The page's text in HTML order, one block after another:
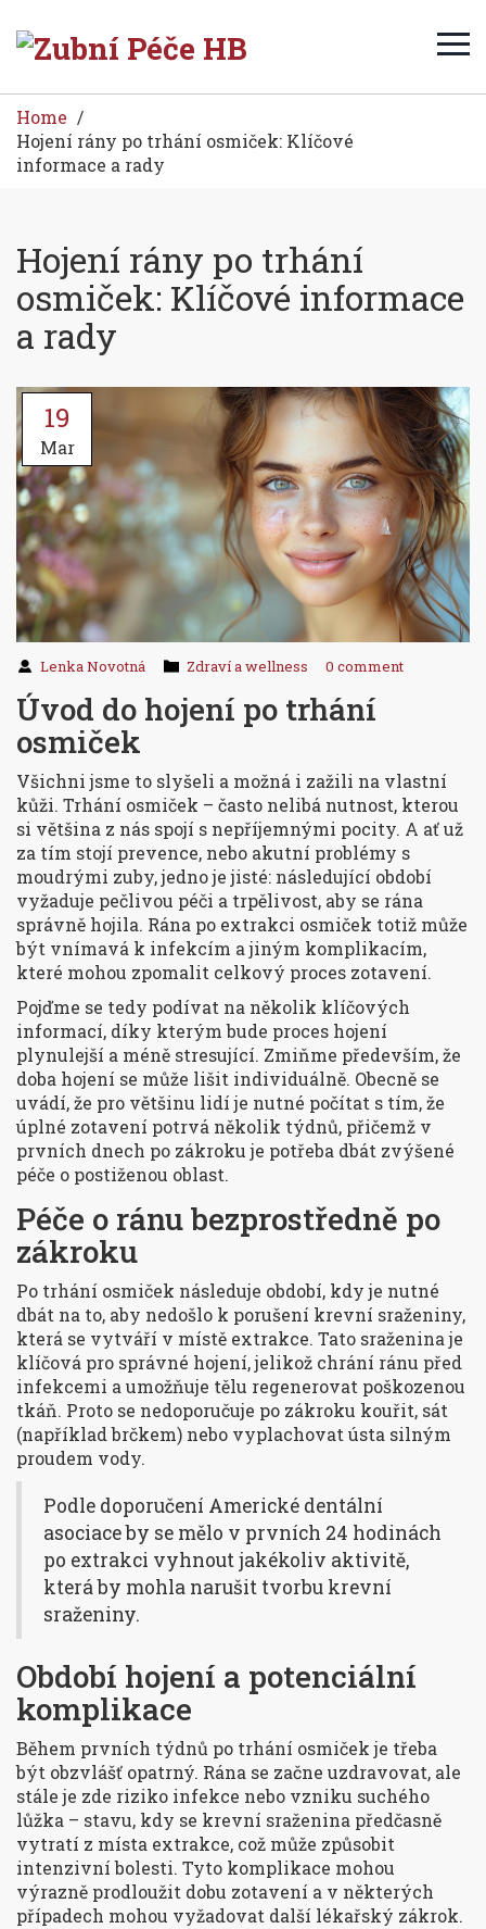
Home
Hojení rány po trhání osmiček: Klíčové
informace a rady
Hojení rány po trhání
osmiček: Klíčové informace
a rady
19
Mar
Lenka Novotná Zdraví a wellness 0 comment
Úvod do hojení po trhání
osmiček
Všichni jsme to slyšeli a možná i zažili na vlastní
kůži. Trhání osmiček – často nelibá nutnost, kterou
si většina z nás spojí s nepříjemnými pocity. A ať už
za tím stojí prevence, nebo akutní problémy s
moudrými zuby, jedno je jisté: následující období
vyžaduje pečlivou péči a trpělivost, aby se rána
správně hojila. Rána po extrakci osmiček totiž může
být vnímavá k infekcím a jiným komplikacím,
které mohou zpomalit celkový proces zotavení.
Pojďme se tedy podívat na několik klíčových
informací, díky kterým bude proces hojení
plynulejší a méně stresující. Zmiňme především, že
doba hojení se může lišit individuálně. Obecně se
uvádí, že pro většinu lidí je nutné počítat s tím, že
úplné zotavení potrvá několik týdnů, přičemž v
prvních dnech po zákroku je potřeba dbát zvýšené
péče o postiženou oblast.
Péče o ránu bezprostředně po
zákroku
Po trhání osmiček následuje období, kdy je nutné
dbát na to, aby nedošlo k porušení krevní sraženiny,
která se vytváří v místě extrakce. Tato sraženina je
klíčová pro správné hojení, jelikož chrání ránu před
infekcemi a umožňuje tělu regenerovat poškozenou
tkáň. Proto se nedoporučuje po zákroku kouřit, sát
(například brčkem) nebo vyplachovat ústa silným
proudem vody.
Podle doporučení Americké dentální
asociace by se mělo v prvních 24 hodinách
po extrakci vyhnout jakékoliv aktivitě,
která by mohla narušit tvorbu krevní
sraženiny.
Období hojení a potenciální
komplikace
Během prvních týdnů po trhání osmiček je třeba
být obzvlášť opatrný. Rána se začne uzdravovat, ale
stále je zde riziko infekce nebo vzniku suchého
lůžka – stavu, kdy se krevní sraženina předčasně
vytratí z místa extrakce, což může způsobit
intenzivní bolesti. Tyto komplikace mohou
výrazně prodloužit dobu zotavení a v některých
případech mohou vyžadovat další lékařský zákrok.